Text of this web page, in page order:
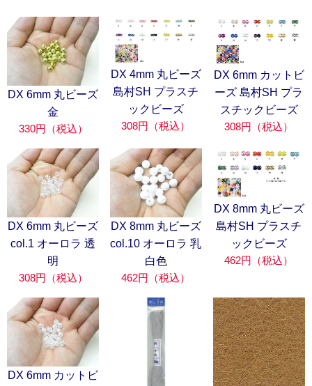
DX 6mm 丸ビーズ
金
330円（税込）
DX 4mm 丸ビーズ
島村SH プラスチ
ックビーズ
308円（税込）
DX 6mm カットビ
ーズ 島村SH プラ
スチックビーズ
308円（税込）
DX 6mm 丸ビーズ
col.1 オーロラ 透
明
308円（税込）
DX 8mm 丸ビーズ
col.10 オーロラ 乳
白色
462円（税込）
DX 8mm 丸ビーズ
島村SH プラスチ
ックビーズ
462円（税込）
DX 6mm カットビ